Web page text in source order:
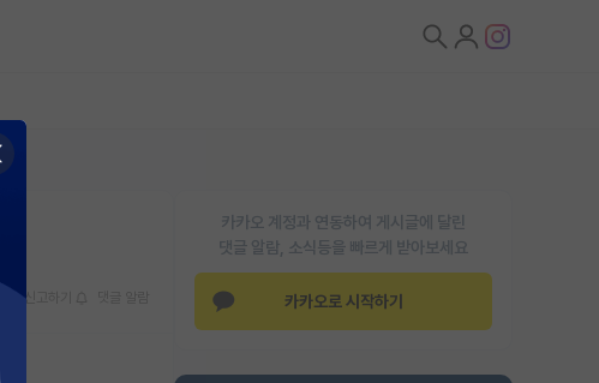
카카오 계정과 연동하여 게시글에 달린
댓글 알람, 소식등을 빠르게 받아보세요
카카오로 시작하기
신고하기